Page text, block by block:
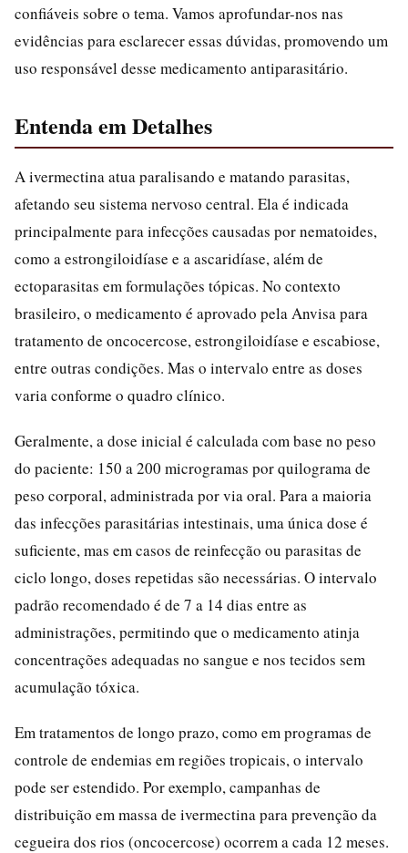
confiáveis sobre o tema. Vamos aprofundar-nos nas
evidências para esclarecer essas dúvidas, promovendo um
uso responsável desse medicamento antiparasitário.
Entenda em Detalhes
A ivermectina atua paralisando e matando parasitas,
afetando seu sistema nervoso central. Ela é indicada
principalmente para infecções causadas por nematoides,
como a estrongiloidíase e a ascaridíase, além de
ectoparasitas em formulações tópicas. No contexto
brasileiro, o medicamento é aprovado pela Anvisa para
tratamento de oncocercose, estrongiloidíase e escabiose,
entre outras condições. Mas o intervalo entre as doses
varia conforme o quadro clínico.
Geralmente, a dose inicial é calculada com base no peso
do paciente: 150 a 200 microgramas por quilograma de
peso corporal, administrada por via oral. Para a maioria
das infecções parasitárias intestinais, uma única dose é
suficiente, mas em casos de reinfecção ou parasitas de
ciclo longo, doses repetidas são necessárias. O intervalo
padrão recomendado é de 7 a 14 dias entre as
administrações, permitindo que o medicamento atinja
concentrações adequadas no sangue e nos tecidos sem
acumulação tóxica.
Em tratamentos de longo prazo, como em programas de
controle de endemias em regiões tropicais, o intervalo
pode ser estendido. Por exemplo, campanhas de
distribuição em massa de ivermectina para prevenção da
cegueira dos rios (oncocercose) ocorrem a cada 12 meses.